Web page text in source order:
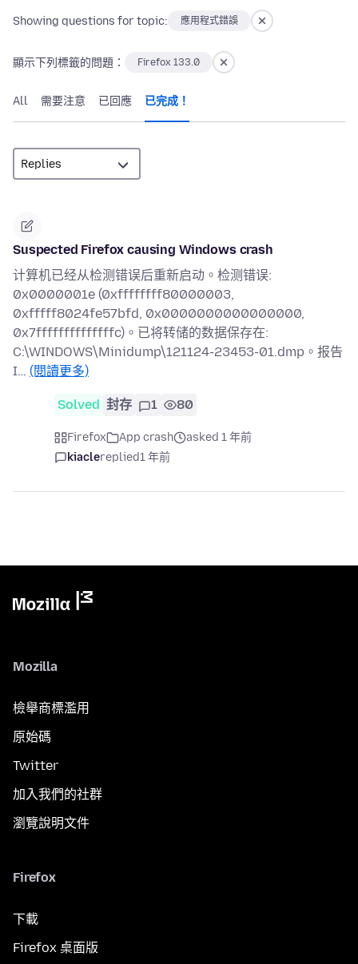
Showing questions for topic: 應用程式錯誤
顯示下列標籤的問題： Firefox 133.0
All 需要注意 已回應 已完成！
Suspected Firefox causing Windows crash
计算机已经从检测错误后重新启动。检测错误:
0x0000001e (0xffffffff80000003,
0xfffff8024fe57bfd, 0x0000000000000000,
0x7ffffffffffffffc)。已将转储的数据保存在:
C:\WINDOWS\Minidump\121124-23453-01.dmp。报告
I… (閱讀更多)
Solved 封存 1 80
Firefox App crash
asked 1 年前
kiaclereplied1 年前
Mozilla
檢舉商標濫用
原始碼
Twitter
加入我們的社群
瀏覽說明文件
Firefox
下載
Firefox 桌面版